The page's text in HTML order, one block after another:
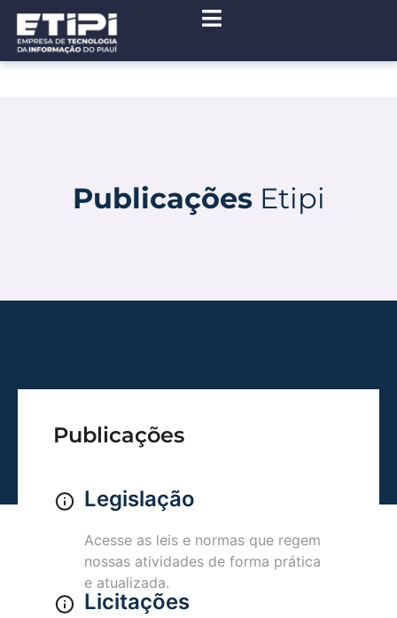
PublicaçõesEtipi
Publicações
Legislação
Acesse as leis e normas que regem
nossas atividades de forma prática
e atualizada.
Licitações